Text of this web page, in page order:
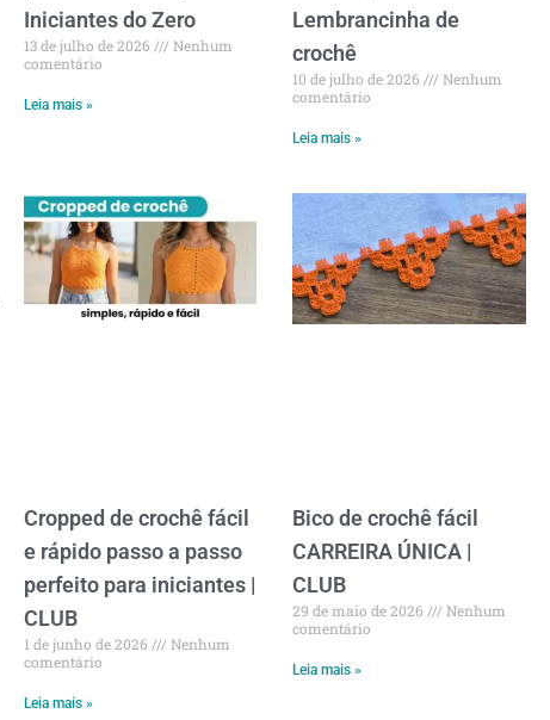
Iniciantes do Zero
13 de julho de 2026
Nenhum
comentário
Leia mais »
Lembrancinha de
crochê
10 de julho de 2026
Nenhum
comentário
Leia mais »
Cropped de crochê fácil
e rápido passo a passo
perfeito para iniciantes |
CLUB
1 de junho de 2026
Nenhum
comentário
Leia mais »
Bico de crochê fácil
CARREIRA ÚNICA |
CLUB
29 de maio de 2026
Nenhum
comentário
Leia mais »